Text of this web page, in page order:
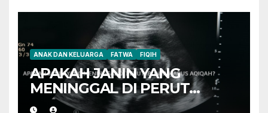
ANAK DAN KELUARGA FATWA FIQIH
APAKAH JANIN YANG
MENINGGAL DI PERUT
IBUNYA HARUS AQIQAH?